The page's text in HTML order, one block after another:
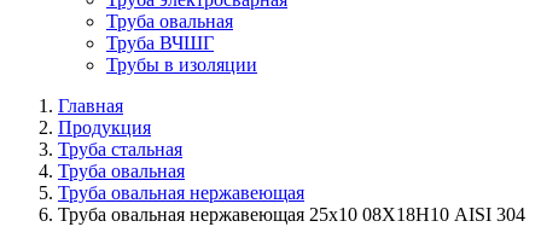
Труба овальная
Труба ВЧШГ
Трубы в изоляции
Главная
Продукция
Труба стальная
Труба овальная
Труба овальная нержавеющая
Труба овальная нержавеющая 25х10 08Х18Н10 AISI 304